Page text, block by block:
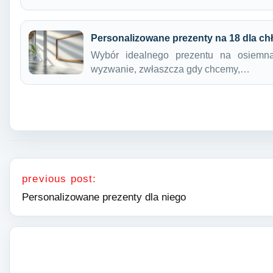
Personalizowane prezenty na 18 dla
Wybór idealnego prezentu na
wyzwanie, zwłaszcza gdy chcemy,…
Nawigacja wpisu
previous post:
Personalizowane prezenty dla niego